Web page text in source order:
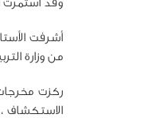
وقد استمرت الورشة لمدة
أشرفت
من وزارة
ركزت
الاستكشاف